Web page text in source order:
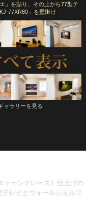
」を貼り、その上から77型テ
77XR80」を壁掛け
ャラリーを見る
トーングレース）仕上げの
レビとウォールシェルフ